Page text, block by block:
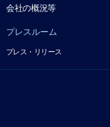
会社の概況等
プレスルーム
プレス・リリース